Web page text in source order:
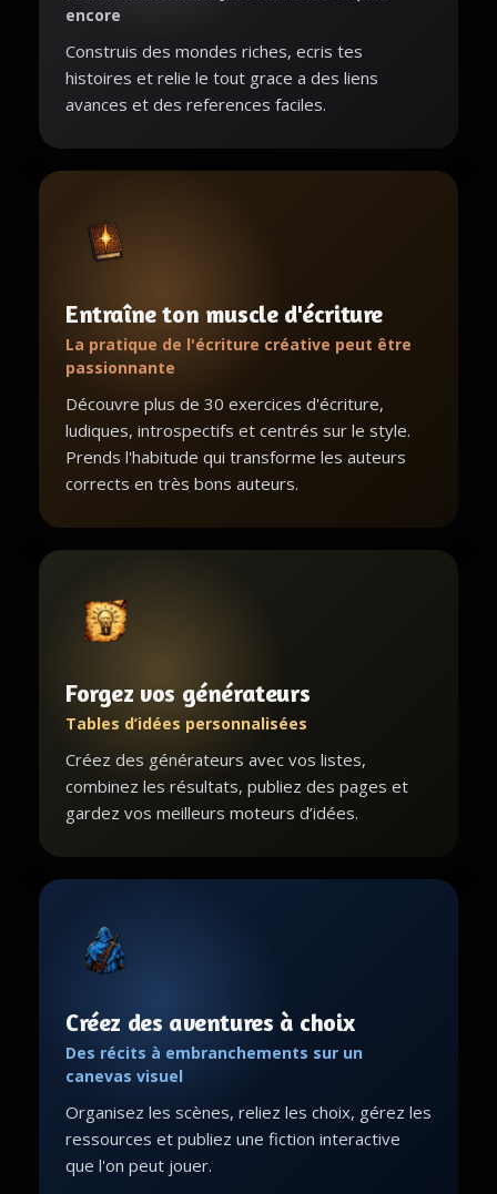
encore
Construis des mondes riches, ecris tes
histoires et relie le tout grace a des liens
avances et des references faciles.
Entraîne ton muscle d'écriture
La pratique de l'écriture créative peut être
passionnante
Découvre plus de 30 exercices d'écriture,
ludiques, introspectifs et centrés sur le style.
Prends l'habitude qui transforme les auteurs
corrects en très bons auteurs.
Forgez vos générateurs
Tables d’idées personnalisées
Créez des générateurs avec vos listes,
combinez les résultats, publiez des pages et
gardez vos meilleurs moteurs d’idées.
Créez des aventures à choix
Des récits à embranchements sur un
canevas visuel
Organisez les scènes, reliez les choix, gérez les
ressources et publiez une fiction interactive
que l'on peut jouer.